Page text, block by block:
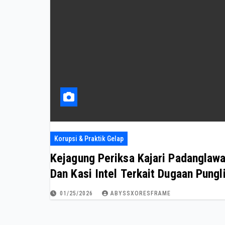
Korupsi & Praktik Gelap
Kejagung Periksa Kajari
Dan Kasi Intel Terkait Dugaan
01/25/2026 ABYSSXORESFRAME